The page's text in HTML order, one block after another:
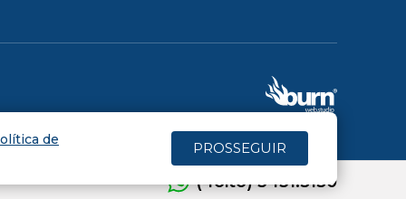
(4oito) 3431.5150
de
PROSSEGUIR